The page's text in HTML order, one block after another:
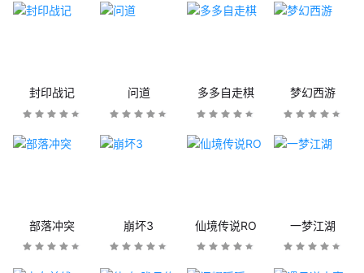
封印战记 问道 多多自走棋 梦幻西游
部落冲突 崩坏3 仙境传说RO 一梦江湖